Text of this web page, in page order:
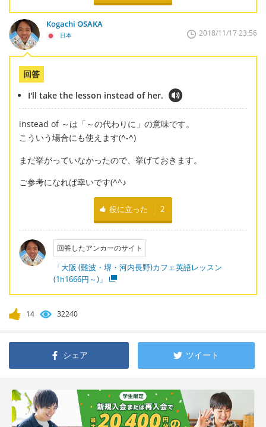
Kogachi OSAKA
日本 2018/11/17 23:56
回答
I'll take the lesson instead of her.
instead of ～は「～の代わりに」の意味です。
こういう場合にも使えます(^-^)
まだ挙がっていなかったので、挙げておきます。
ご参考になれば幸いです(^^♪
役に立った 2
回答したアンカーのサイト
「大阪 (難波・堺・河内長野)カフェ英語レッスン
(1h1666円～)」
14 32240
シェア ツイート